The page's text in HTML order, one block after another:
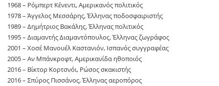
1968 – Ρόμπερτ Κένεντι, Αμερικανός πολιτικός
1978 – Άγγελος Μεσσάρης, Έλληνας ποδοσφαιριστής
1989 – Δημήτριος Βακάλης, Έλληνας πολιτικός
1995 – Διαμαντής Διαμαντόπουλος, Έλληνας ζωγράφος
2001 – Χοσέ Μανουέλ Καστανιόν, Ισπανός συγγραφέας
2005 – Αν Μπάνκροφτ, Αμερικανίδα ηθοποιός
2016 – Βίκτορ Κορτσνόι, Ρώσος σκακιστής
2016 – Σπύρος Πισσάνος, Έλληνας αεροπόρος